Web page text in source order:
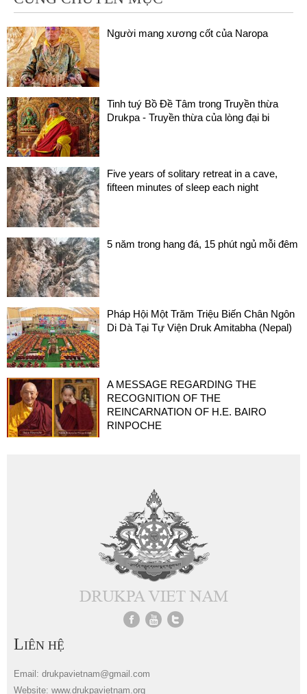
Người mang xương cốt của Naropa
Tinh tuý Bồ Đề Tâm trong Truyền thừa
Drukpa - Truyền thừa của lòng đại bi
Five years of solitary retreat in a cave,
fifteen minutes of sleep each night
5 năm trong hang đá, 15 phút ngủ mỗi đêm
Pháp Hội Một Trăm Triệu Biến Chân Ngôn
Di Dà Tại Tự Viện Druk Amitabha (Nepal)
A MESSAGE REGARDING THE
RECOGNITION OF THE
REINCARNATION OF H.E. BAIRO
RINPOCHE
LIÊN HỆ
Email: drukpavietnam@gmail.com
Website: www.drukpavietnam.org